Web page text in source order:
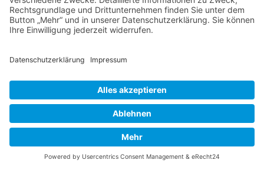
[weiterlesen]
Herren 1